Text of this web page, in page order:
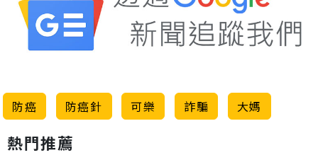
防癌 防癌針 可樂 詐騙 大媽
熱門推薦